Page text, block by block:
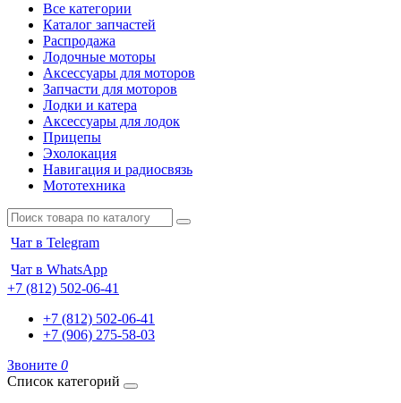
Все категории
Каталог запчастей
Распродажа
Лодочные моторы
Аксессуары для моторов
Запчасти для моторов
Лодки и катера
Аксессуары для лодок
Прицепы
Эхолокация
Навигация и радиосвязь
Мототехника
Чат в Telegram
Чат в WhatsApp
+7 (812) 502-06-41
+7 (812) 502-06-41
+7 (906) 275-58-03
Звоните 0
Список категорий